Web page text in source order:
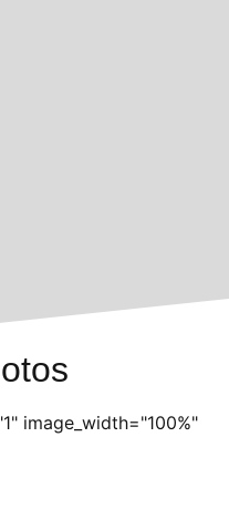
image_width="100%"